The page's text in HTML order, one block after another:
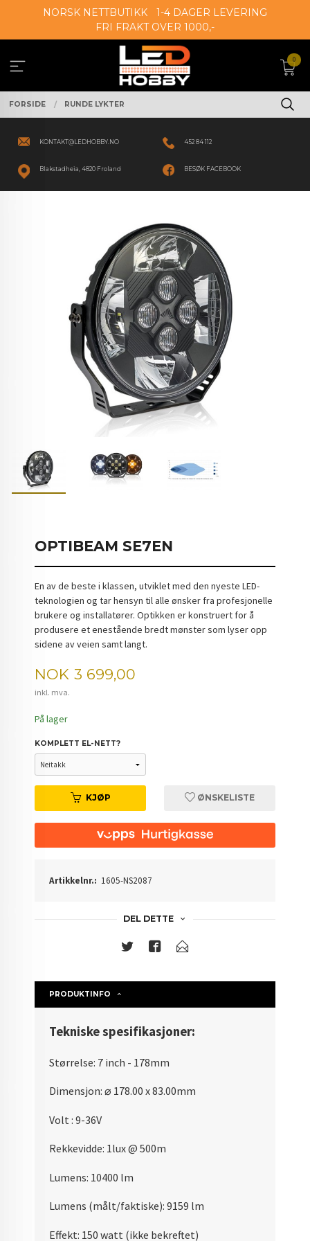
NORSK NETTBUTIKK
1-4 DAGER LEVERING
FRI FRAKT OVER 1000,-
0
FORSIDE RUNDE LYKTER
KONTAKT@LEDHOBBY.NO 452 84 112
Blakstadheia, 4820 Froland BESØK FACEBOOK
OPTIBEAM SE7EN
En av de beste i klassen, utviklet med den nyeste LED-
teknologien og tar hensyn til alle ønsker fra profesjonelle
brukere og installatører. Optikken er konstruert for å
produsere et enestående bredt mønster som lyser opp
sidene av veien samt langt.
Pris
NOK 3 699,00
inkl. mva.
På lager
KOMPLETT EL-NETT?
KJØP ØNSKELISTE
Artikkelnr.: 1605-NS2087
DEL DETTE
PRODUKTINFO
Tekniske spesifikasjoner:
Størrelse: 7 inch - 178mm
Dimensjon:⌀ 178.00 x 83.00mm
Volt : 9-36V
Rekkevidde: 1lux @ 500m
Lumens: 10400 lm
Lumens (målt/faktiske): 9159 lm
Effekt: 150 watt (ikke bekreftet)